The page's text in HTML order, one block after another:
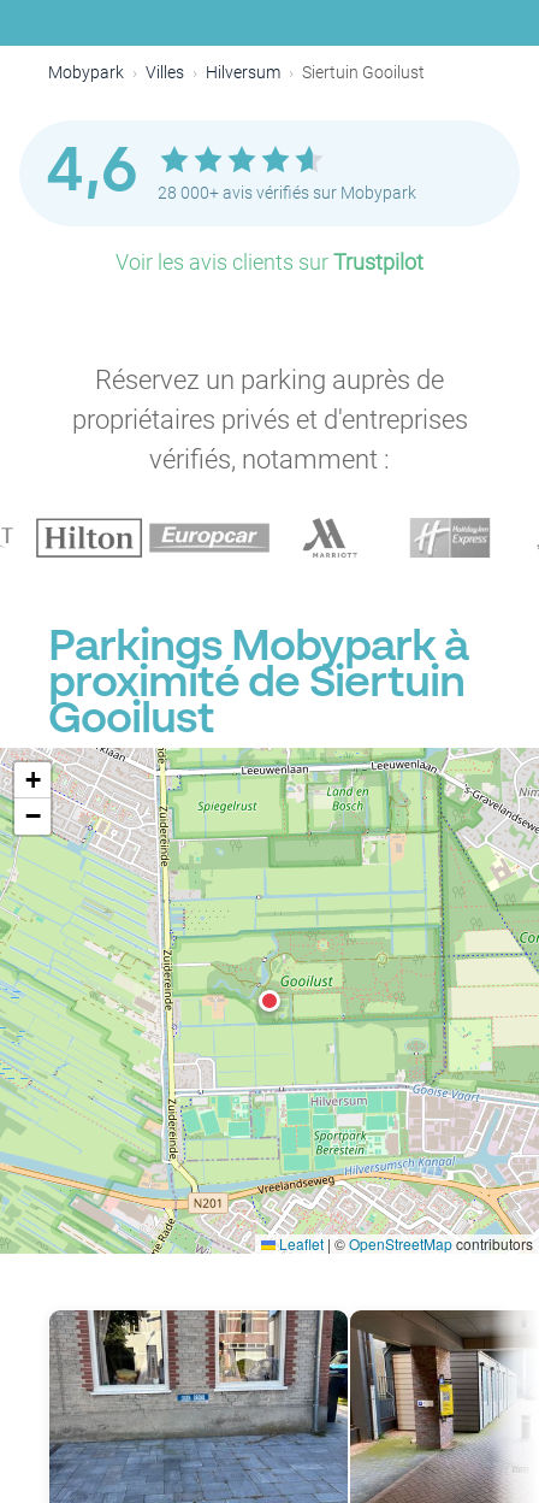
Mobypark Villes Hilversum Siertuin Gooilust
4,6 28 000+ avis vérifiés sur Mobypark
Voir les avis clients surTrustpilot
Réservez un parking auprès de
propriétaires privés et d'entreprises
vérifiés, notamment :
Parkings Mobypark à
proximité de Siertuin
Gooilust
+
−
Leaflet | ©OpenStreetMapcontributors